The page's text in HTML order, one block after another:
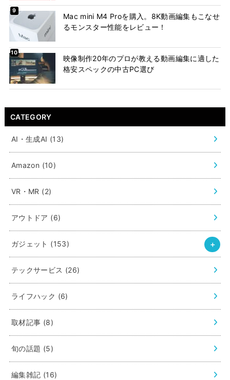
Mac mini M4 Proを購入。8K動画編集もこなせ
るモンスター性能をレビュー！
映像制作20年のプロが教える動画編集に適した
格安スペックの中古PC選び
CATEGORY
AI・生成AI (13)
Amazon (10)
VR・MR (2)
アウトドア (6)
ガジェット (153)
テックサービス (26)
ライフハック (6)
取材記事 (8)
旬の話題 (5)
編集雑記 (16)